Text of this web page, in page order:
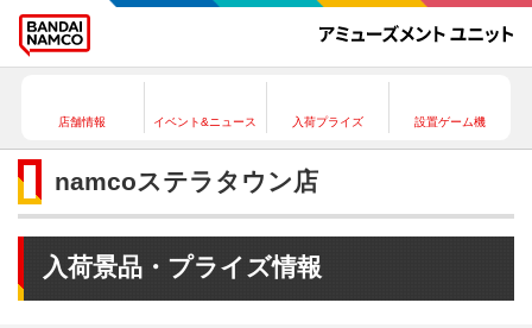
店舗情報 イベント&ニュース 入荷プライズ 設置ゲーム機
namcoステラタウン店
入荷景品・プライズ情報